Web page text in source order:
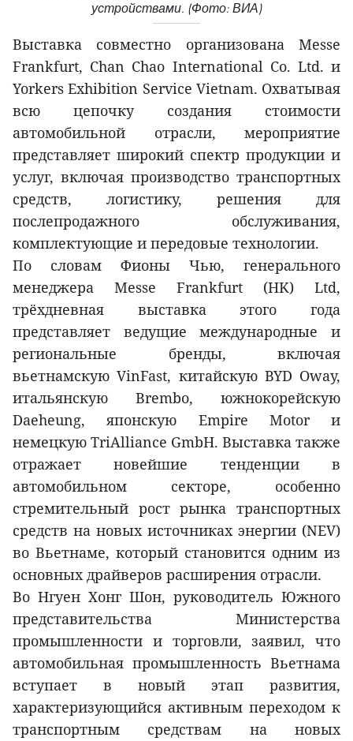
устройствами. (Фото: ВИА)
Выставка совместно организована Messe
Frankfurt, Chan Chao International Co. Ltd. и
Yorkers Exhibition Service Vietnam. Охватывая
всю цепочку создания стоимости
автомобильной отрасли, мероприятие
представляет широкий спектр продукции и
услуг, включая производство транспортных
средств, логистику, решения для
послепродажного обслуживания,
комплектующие и передовые технологии.
По словам Фионы Чью, генерального
менеджера Messe Frankfurt (HK) Ltd,
трёхдневная выставка этого года
представляет ведущие международные и
региональные бренды, включая
вьетнамскую VinFast, китайскую BYD Oway,
итальянскую Brembo, южнокорейскую
Daeheung, японскую Empire Motor и
немецкую TriAlliance GmbH. Выставка также
отражает новейшие тенденции в
автомобильном секторе, особенно
стремительный рост рынка транспортных
средств на новых источниках энергии (NEV)
во Вьетнаме, который становится одним из
основных драйверов расширения отрасли.
Во Нгуен Хонг Шон, руководитель Южного
представительства Министерства
промышленности и торговли, заявил, что
автомобильная промышленность Вьетнама
вступает в новый этап развития,
характеризующийся активным переходом к
транспортным средствам на новых